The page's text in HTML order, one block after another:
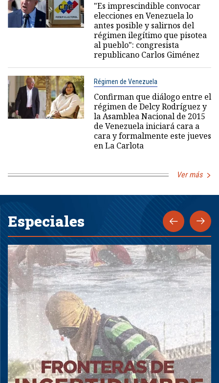
"Es imprescindible convocar
elecciones en Venezuela lo
antes posible y salirnos del
régimen ilegítimo que pisotea
al pueblo": congresista
republicano Carlos Giménez
Régimen de Venezuela
Confirman que diálogo entre el
régimen de Delcy Rodríguez y
la Asamblea Nacional de 2015
de Venezuela iniciará cara a
cara y formalmente este jueves
en La Carlota
Ver más
Especiales